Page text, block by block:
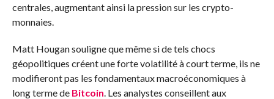
centrales, augmentant ainsi la pression sur les crypto-
monnaies.
Matt Hougan souligne que même si de tels chocs
géopolitiques créent une forte volatilité à court terme, ils ne
modifieront pas les fondamentaux macroéconomiques à
long terme de Bitcoin. Les analystes conseillent aux